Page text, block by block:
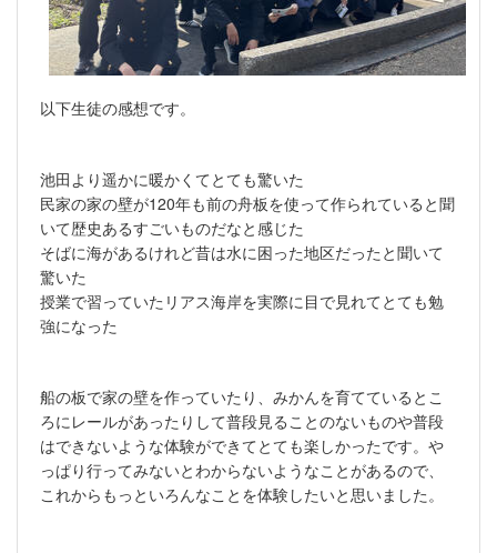
以下生徒の感想です。
池田より遥かに暖かくてとても驚いた
民家の家の壁が120年も前の舟板を使って作られていると聞
いて歴史あるすごいものだなと感じた
そばに海があるけれど昔は水に困った地区だったと聞いて
驚いた
授業で習っていたリアス海岸を実際に目で見れてとても勉
強になった
船の板で家の壁を作っていたり、みかんを育てているとこ
ろにレールがあったりして普段見ることのないものや普段
はできないような体験ができてとても楽しかったです。や
っぱり行ってみないとわからないようなことがあるので、
これからもっといろんなことを体験したいと思いました。